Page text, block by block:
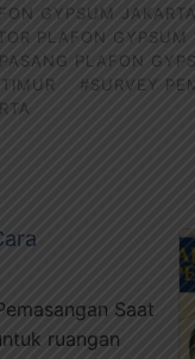
GYPSUM JAKARTA
PLAFON GYPSUM
PLAFON
#SURVEY
Saat
ruangan